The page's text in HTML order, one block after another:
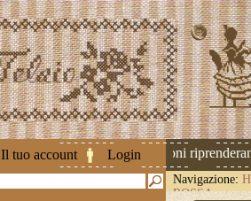
Il tuo account Login
Attenzione ! Le spedizioni
Navigazione:
ROSSA